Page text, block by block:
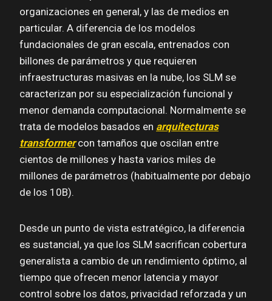
organizaciones en general, y las de medios en
particular. A diferencia de los modelos
fundacionales de gran escala, entrenados con
billones de parámetros y que requieren
infraestructuras masivas en la nube, los SLM se
caracterizan por su especialización funcional y
menor demanda computacional. Normalmente se
trata de modelos basados en arquitecturas
transformercon tamaños que oscilan entre
cientos de millones y hasta varios miles de
millones de parámetros (habitualmente por debajo
de los 10B).
Desde un punto de vista estratégico, la diferencia
es sustancial, ya que los SLM sacrifican cobertura
generalista a cambio de un rendimiento óptimo, al
tiempo que ofrecen menor latencia y mayor
control sobre los datos, privacidad reforzada y un